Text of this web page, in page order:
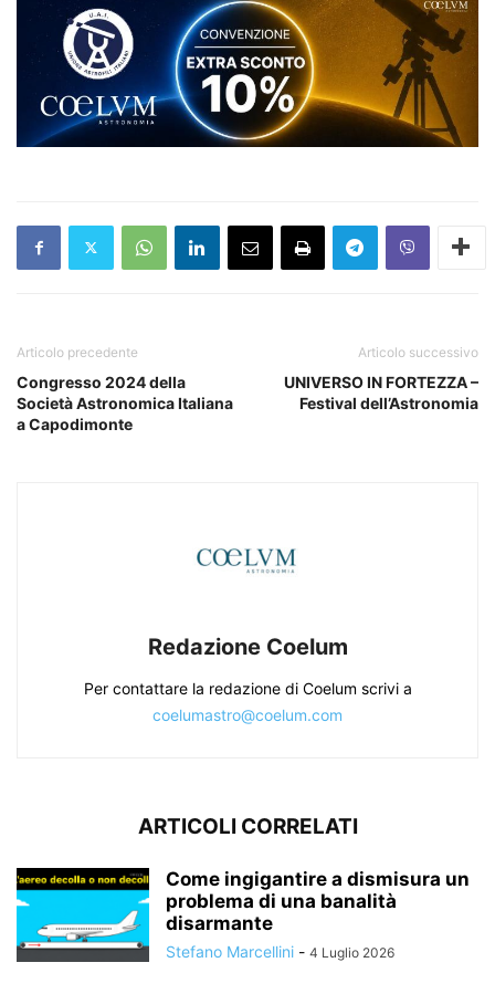
Articolo precedente
Congresso 2024 della
Società Astronomica Italiana
a Capodimonte
Articolo successivo
UNIVERSO IN FORTEZZA –
Festival dell’Astronomia
Redazione Coelum
Per contattare la redazione di Coelum scrivi a
coelumastro@coelum.com
ARTICOLI CORRELATI
Come ingigantire a dismisura un
problema di una banalità
disarmante
Stefano Marcellini - 4 Luglio 2026